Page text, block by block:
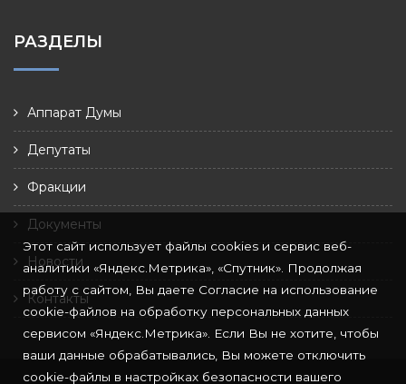
РАЗДЕЛЫ
Аппарат Думы
Депутаты
Фракции
Документы
Новости
Контакты
Этот сайт использует файлы cookies и сервис веб-
аналитики «Яндекс.Метрика», «Спутник». Продолжая
работу с сайтом, Вы даете Согласие на использование
cookie-файлов на обработку персональных данных
сервисом «Яндекс.Метрика». Если Вы не хотите, чтобы
ваши данные обрабатывались, Вы можете отключить
cookie-файлы в настройках безопасности вашего